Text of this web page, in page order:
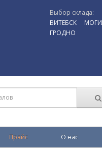
Выбор склада:
ВИТЕБСК
ГРОДНО
Прайс О нас